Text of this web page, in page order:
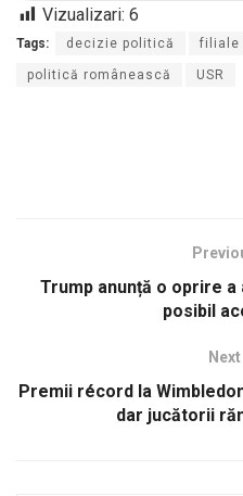
Vizualizari: 6
Tags: decizie politică filiale
politică românească USR
Trump anunță o oprire
posibil
Premii récord la
dar jucătorii